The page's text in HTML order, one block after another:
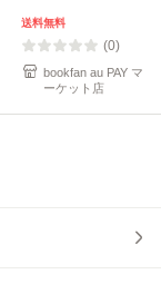
送料無料
(0)
bookfan au PAY マ
ーケット店